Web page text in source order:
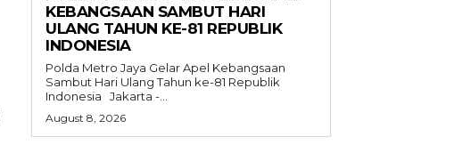
KEBANGSAAN SAMBUT HARI
ULANG TAHUN KE-81 REPUBLIK
INDONESIA
Polda Metro Jaya Gelar Apel Kebangsaan
Sambut Hari Ulang Tahun ke-81 Republik
Indonesia Jakarta -...
August 8, 2026